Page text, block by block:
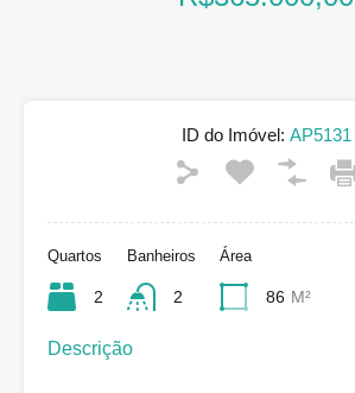
ID do Imóvel: AP5131
Quartos
2
Banheiros
2
Área
86 M²
Descrição